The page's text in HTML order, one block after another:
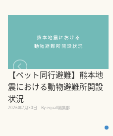
【ペット同行避難】熊本地
震における動物避難所開設
状況
2026年7月30日 By equall編集部